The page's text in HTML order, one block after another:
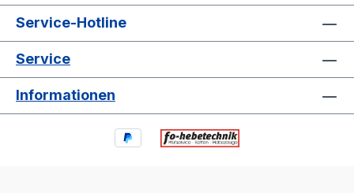
Service-Hotline
Service
Informationen